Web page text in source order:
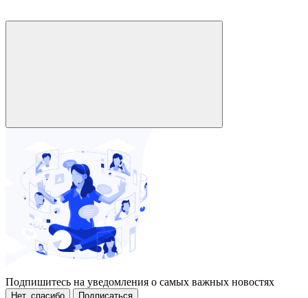
Подпишитесь на уведомления о самых важных новостях
Нет, спасибо Подписаться